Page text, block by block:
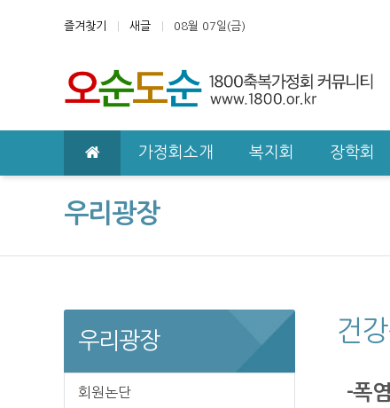
즐겨찾기 새글 08월 07일(금)
메인 메뉴 가정회소개 복지회 장학회
우리광장
건
-폭
우리광장
회원논단